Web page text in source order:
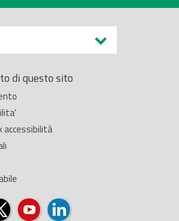
di questo sito
accessibilità